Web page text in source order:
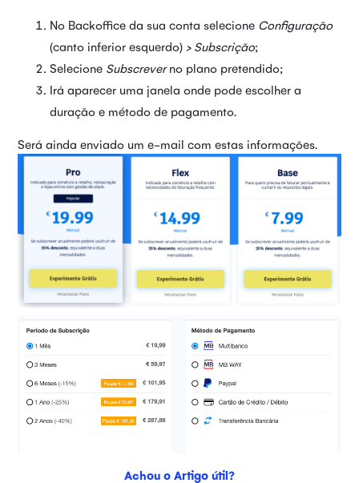
No Backoffice da sua conta selecione Configuração
(canto inferior esquerdo) > Subscrição;
Selecione Subscreverno plano pretendido;
Irá aparecer uma janela onde pode escolher a
duração e método de pagamento.
Será ainda enviado um e-mail com estas informações.
Achou o Artigo útil?